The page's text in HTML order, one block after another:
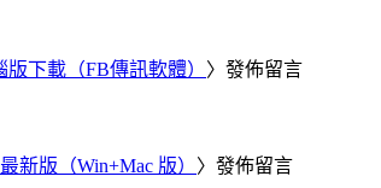
版下載（FB傳訊軟體） 〉發佈留言
新版（Win+Mac 版） 〉發佈留言